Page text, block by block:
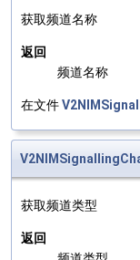
获取频道名称
返回
频道名称
在文件
获取频道类型
返回